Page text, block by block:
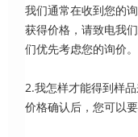
我们通常在收到您的
获得价格，请致电我
们优先考虑您的询价。
2.我怎样才能得到样
价格确认后，您可以